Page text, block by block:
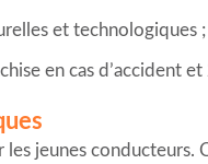
et technologiques ;
en cas d’accident
les jeunes